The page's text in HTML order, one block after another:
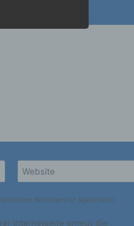
Website
Kommentar speichern.
Internetseite erneut die
im
Speicherung, die
Abfragen, die
Verbreitung oder
die